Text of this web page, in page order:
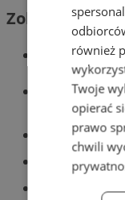
Zobacz
również
Twoje
opierać
prawo
chwili